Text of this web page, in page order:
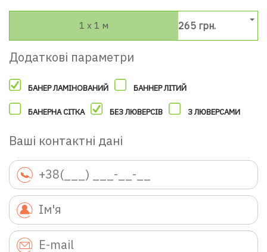
1 х 1 м 265 грн.
Додаткові параметри
БАНЕР ЛАМІНОВАНИЙ БАННЕР ЛІТИЙ
БАНЕРНА СІТКА БЕЗ ЛЮВЕРСІВ З ЛЮВЕРСАМИ
Ваші контактні дані